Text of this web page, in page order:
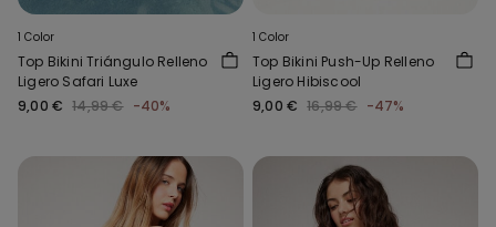
1 Color
Top Bikini Triángulo Relleno
Ligero Safari Luxe
9,00 € 14,99 € -40%
1 Color
Top Bikini Push-Up Relleno
Ligero Hibiscool
9,00 € 16,99 € -47%